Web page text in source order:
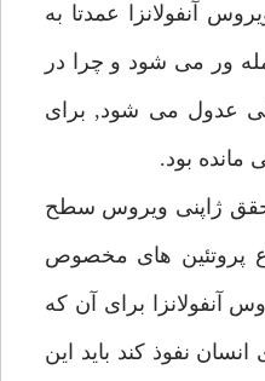
آنفولانزا عمدتا به
ور مى شود و چرا در
عدول مى شود, براى
مانده بود.
ژاپنى ويروس سطح
پروتئين هاى مخصوص
آنفولانزا براى آن كه
نفوذ كند بايد اين